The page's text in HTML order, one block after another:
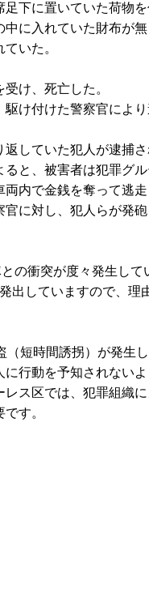
下に置いていた荷物を
に入れていた財布が
いた。
け、死亡した。
け付けた警察官によ
していた犯人が逮捕さ
と、被害者は犯罪グ
内で金銭を奪って逃走
に対し、犯人らが発砲
衝突が度々発生し
していますので、理
短時間誘拐）が発生
行動を予知されない
ス区では、犯罪組織
す。